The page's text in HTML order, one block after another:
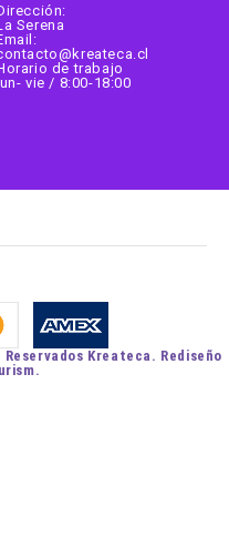
Serena
de trabajo
lun- vie / 8:00-18:00
Kreateca. Rediseño